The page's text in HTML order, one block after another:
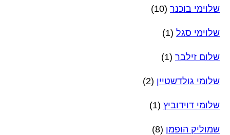
שלוימי בוכנר (10)
שלוימי סגל (1)
שלום זילבר (1)
שלומי גולדשטיין (2)
שלומי דוידוביץ (1)
שמוליק הופמן (8)